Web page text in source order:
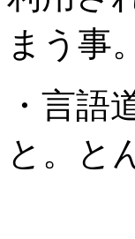
まう事。
・言語
と。と